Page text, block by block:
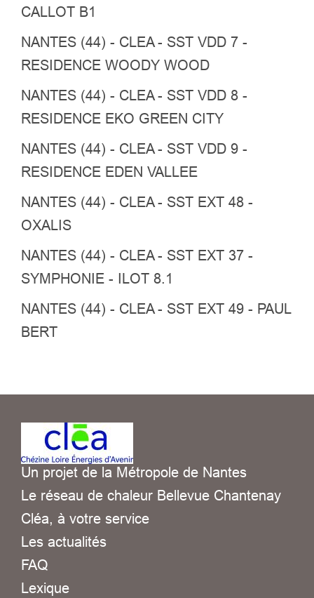
CALLOT B1
NANTES (44) - CLEA - SST VDD 7 -
RESIDENCE WOODY WOOD
NANTES (44) - CLEA - SST VDD 8 -
RESIDENCE EKO GREEN CITY
NANTES (44) - CLEA - SST VDD 9 -
RESIDENCE EDEN VALLEE
NANTES (44) - CLEA - SST EXT 48 -
OXALIS
NANTES (44) - CLEA - SST EXT 37 -
SYMPHONIE - ILOT 8.1
NANTES (44) - CLEA - SST EXT 49 - PAUL
BERT
Un projet de la Métropole de Nantes
Le réseau de chaleur Bellevue Chantenay
Cléa, à votre service
Les actualités
FAQ
Lexique